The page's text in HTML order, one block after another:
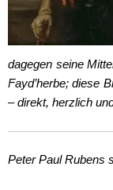
dagegen seine
Fayd’herbe; diese
– direkt, herzlich
Peter Paul Rubens